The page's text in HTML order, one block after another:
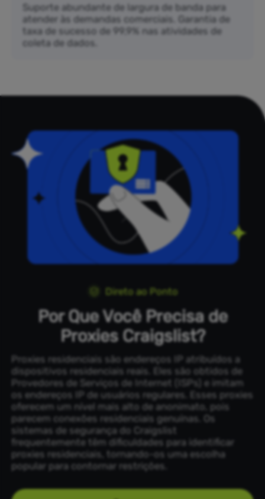
Suporte abundante de largura de banda para
atender às demandas comerciais. Garantia de
taxa de sucesso de 99,9% nas atividades de
coleta de dados.
Direto ao Ponto
Por Que Você Precisa de
Proxies Craigslist?
Proxies residenciais são endereços IP atribuídos a
dispositivos residenciais reais. Eles são obtidos de
Provedores de Serviços de Internet (ISPs) e imitam
os endereços IP de usuários regulares. Esses proxies
oferecem um nível mais alto de anonimato, pois
parecem conexões residenciais genuínas. Os
sistemas de segurança do Craigslist
frequentemente têm dificuldades para identificar
proxies residenciais, tornando-os uma escolha
popular para contornar restrições.